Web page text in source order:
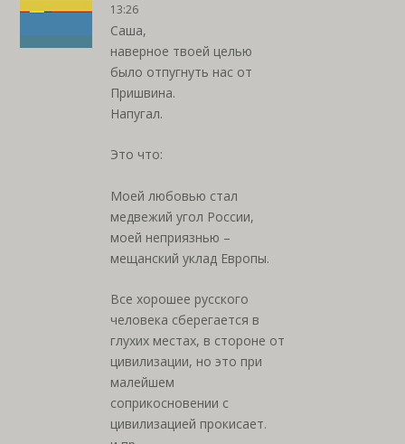
13:26
Саша,
наверное твоей целью
было отпугнуть нас от
Пришвина.
Напугал.
Это что:
Моей любовью стал
медвежий угол России,
моей неприязнью –
мещанский уклад Европы.
Все хорошее русского
человека сберегается в
глухих местах, в стороне от
цивилизации, но это при
малейшем
соприкосновении с
цивилизацией прокисает.